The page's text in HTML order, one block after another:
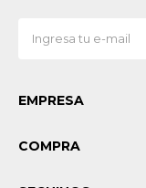
EMPRESA
COMPRA